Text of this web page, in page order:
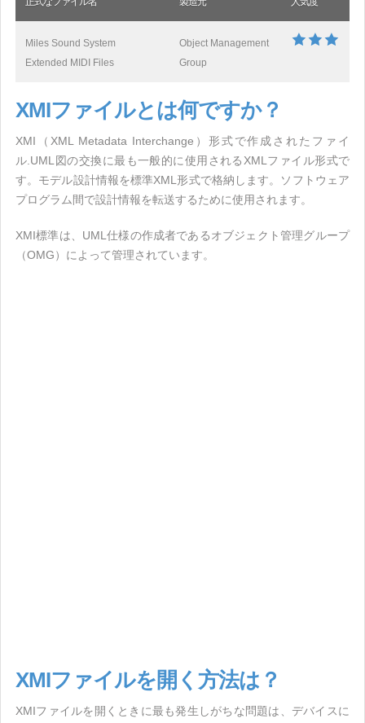
Miles Sound System
Extended MIDI Files
Object Management
Group
XMIファイルとは何ですか？
XMI（XML Metadata Interchange）形式で作成されたファイ
ル.UML図の交換に最も一般的に使用されるXMLファイル形式で
す。モデル設計情報を標準XML形式で格納します。ソフトウェア
プログラム間で設計情報を転送するために使用されます。
XMI標準は、UML仕様の作成者であるオブジェクト管理グループ
（OMG）によって管理されています。
XMIファイルを開く方法は？
XMIファイルを開くときに最も発生しがちな問題は、デバイスに